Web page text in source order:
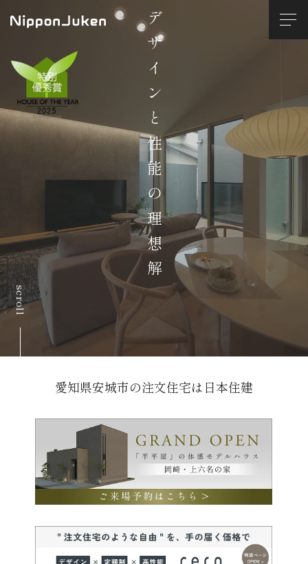
デザインと性能の理想解
scroll
愛知県安城市の注文住宅は日本住建